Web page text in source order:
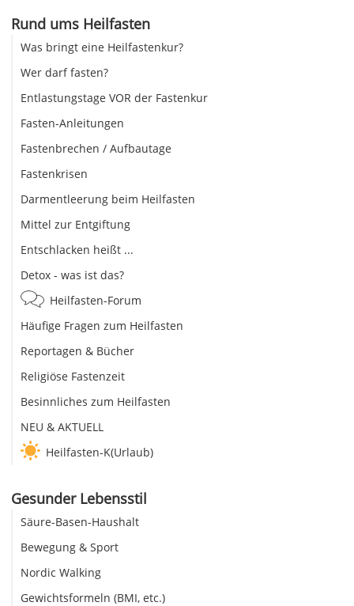
Rund ums Heilfasten
Was bringt eine Heilfastenkur?
Wer darf fasten?
Entlastungstage VOR der Fastenkur
Fasten-Anleitungen
Fastenbrechen / Aufbautage
Fastenkrisen
Darmentleerung beim Heilfasten
Mittel zur Entgiftung
Entschlacken heißt ...
Detox - was ist das?
Heilfasten-Forum
Häufige Fragen zum Heilfasten
Reportagen & Bücher
Religiöse Fastenzeit
Besinnliches zum Heilfasten
NEU & AKTUELL
Heilfasten-K(Urlaub)
Gesunder Lebensstil
Säure-Basen-Haushalt
Bewegung & Sport
Nordic Walking
Gewichtsformeln (BMI, etc.)